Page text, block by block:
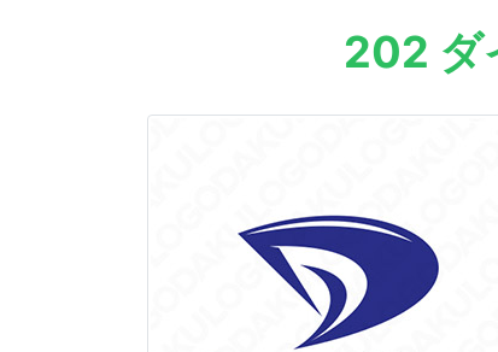
202 ダ